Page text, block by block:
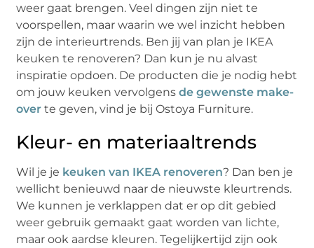
weer gaat brengen. Veel dingen zijn niet te
voorspellen, maar waarin we wel inzicht hebben
zijn de interieurtrends. Ben jij van plan je IKEA
keuken te renoveren? Dan kun je nu alvast
inspiratie opdoen. De producten die je nodig hebt
om jouw keuken vervolgensde gewenste make-
over te geven, vind je bij Ostoya Furniture.
Kleur- en materiaaltrends
Wil je je keuken van IKEA renoveren? Dan ben je
wellicht benieuwd naar de nieuwste kleurtrends.
We kunnen je verklappen dat er op dit gebied
weer gebruik gemaakt gaat worden van lichte,
maar ook aardse kleuren. Tegelijkertijd zijn ook